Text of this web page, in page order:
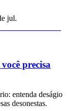
jul.
precisa
entenda deságio
desonestas.